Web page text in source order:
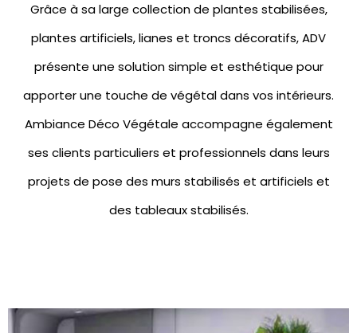
Grâce à sa large collection de plantes stabilisées,
plantes artificiels,lianes et troncs décoratifs, ADV
présente une solution simple et esthétique pour
apporter une touche de végétal dans vos intérieurs.
Ambiance Déco Végétale accompagne également
ses clients particuliers et professionnels dans leurs
projets de pose des murs stabilisés et artificiels et
des tableaux stabilisés.